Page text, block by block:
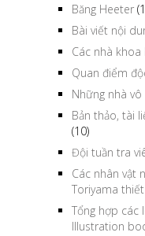
Băng Heeter
Bài viết nội
Các nhà
Quan điểm
Những nhà
Bản thảo, tài
(10)
Đội tuần tra
Các nhân vật
Toriyama
Tổng hợp các
Illustration